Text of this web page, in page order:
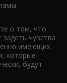
о том, что
чувства
имеющих
которые
будут